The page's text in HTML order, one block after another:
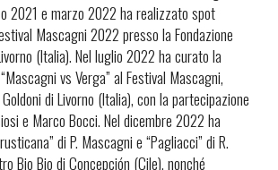
2021 e marzo 2022 ha realizzato spot
Mascagni 2022 presso la Fondazione
(Italia). Nel luglio 2022 ha curato la
vs Verga” al Festival Mascagni,
di Livorno (Italia), con la partecipazione
e Marco Bocci. Nel dicembre 2022 ha
di P. Mascagni e “Pagliacci” di R.
Bio Bio di Concepción (Cile), nonché